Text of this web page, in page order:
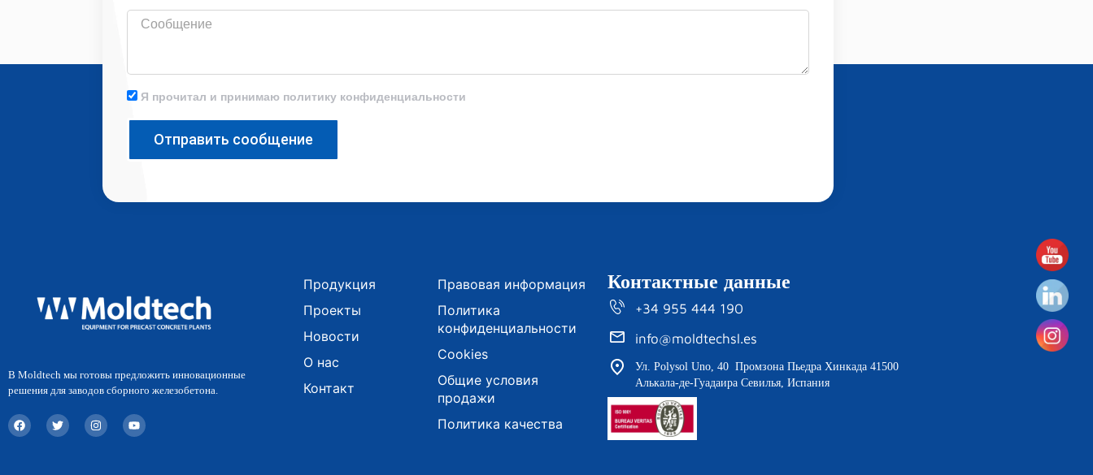
Сообщение
Я прочитал и принимаю политику конфиденциальности
Отправить сообщение
В Moldtech мы готовы предложить инновационные
решения для заводов сборного железобетона.
F
a
c
T
w
i
I
n
s
Y
o
u
Продукция
Проекты
Новости
О нас
Контакт
Правовая информация
Политика
конфиденциальности
Cookies
Общие условия
продажи
Политика качества
Контактные данные
+34 955 444 190
info@moldtechsl.es
Ул. Polysol Uno, 40 Промзона Пьедра Хинкада 41500
Алькала-де-Гуадаира Севилья, Испания